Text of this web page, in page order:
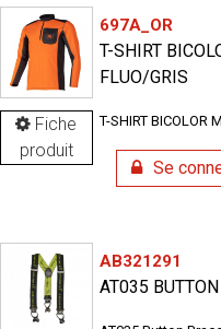
Fiche
produit
697A_OR
T-SHIRT
FLUO/GRIS
T-SHIRT BICOLOR
Se
AB321291
AT035